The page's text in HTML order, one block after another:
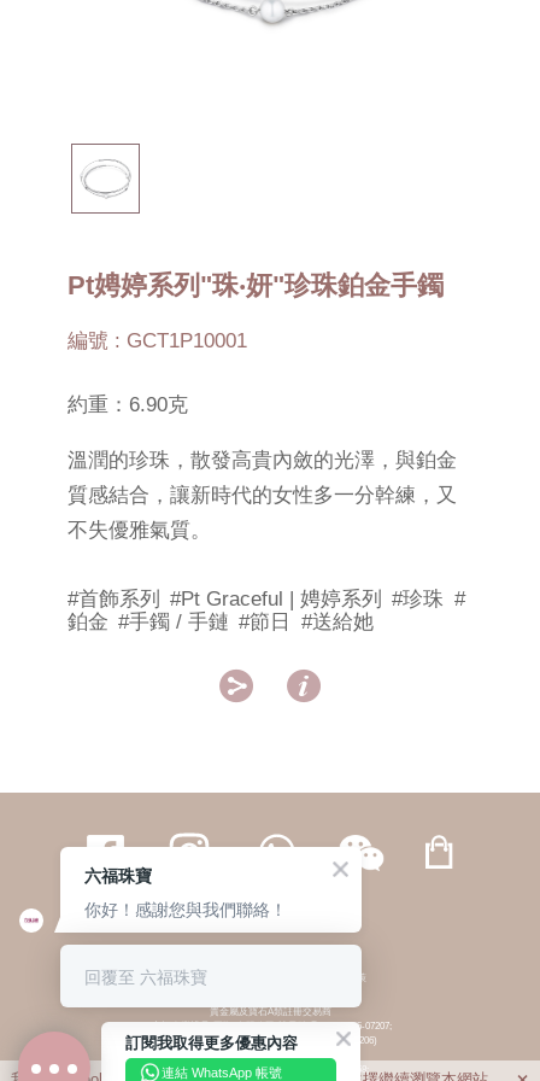
Pt娉婷系列"珠‧妍"珍珠鉑金手鐲
編號 : GCT1P10001
約重：6.90克
溫潤的珍珠，散發高貴內斂的光澤，與鉑金
質感結合，讓新時代的女性多一分幹練，又
不失優雅氣質。
#首飾系列 #Pt Graceful | 娉婷系列 #珍珠 #
鉑金 #手鐲 / 手鏈 #節日 #送給她
 
繁體 | 簡体
© 六福集團 版權所有 不得轉載 私隱政策
貴金屬及寶石A類註冊交易商
(六福企業禮品(國際)有限公司-註冊號碼:A-B-24-05-07207;
六福電子商貿有限公司-註冊號碼:A-B-24-05-07206)
貴金屬及寶石B類註冊交易商
(六福集團有限公司-註冊號碼:B-B-24-05-07258;
訂閱我取得更多優惠內容
連結 WhatsApp 帳號
六福珠寶
你好！感謝您與我們聯絡！
回覆至 六福珠寶